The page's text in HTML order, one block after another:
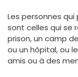
Les personnes
sont celles qui se
prison, un camp
ou un hôpital, ou
amis ou à des